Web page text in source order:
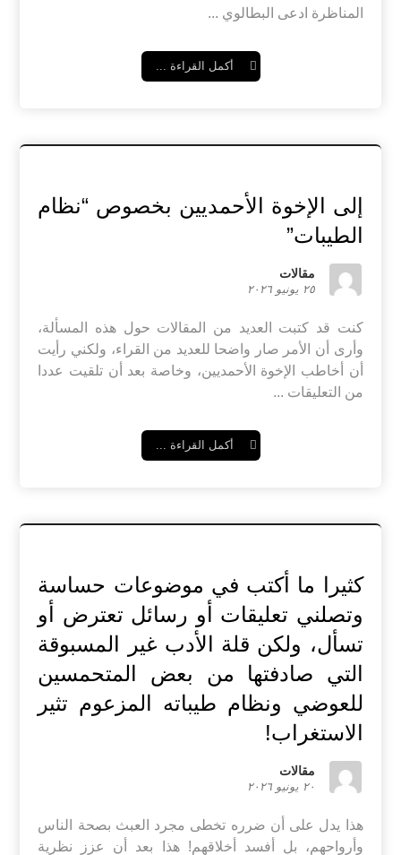
المناظرة ادعى البطالوي ...
أكمل القراءة ...
إلى الإخوة الأحمديين بخصوص “نظام
الطيبات”
مقالات
٢٥ يونيو ٢٠٢٦
كنت قد كتبت العديد من المقالات حول هذه المسألة،
وأرى أن الأمر صار واضحا للعديد من القراء، ولكني رأيت
أن أخاطب الإخوة الأحمديين، وخاصة بعد أن تلقيت عددا
من التعليقات ...
أكمل القراءة ...
كثيرا ما أكتب في موضوعات حساسة
وتصلني تعليقات أو رسائل تعترض أو
تسأل، ولكن قلة الأدب غير المسبوقة
التي صادفتها من بعض المتحمسين
للعوضي ونظام طيباته المزعوم تثير
الاستغراب!
مقالات
٢٠ يونيو ٢٠٢٦
هذا يدل على أن ضرره تخطى مجرد العبث بصحة الناس
وأرواحهم، بل أفسد أخلاقهم! هذا بعد أن عزز نظرية